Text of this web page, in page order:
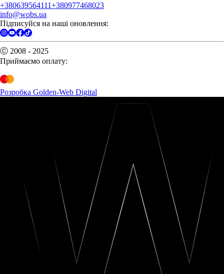
+380639564111+380977468023
info@wobs.ua
Підписуйся на наші оновлення:
Ⓒ 2008 - 2025
Приймаємо оплату:
Розробка Golden-Web Digital